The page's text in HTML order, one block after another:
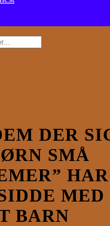
DER
SMÅ
MED
BARN